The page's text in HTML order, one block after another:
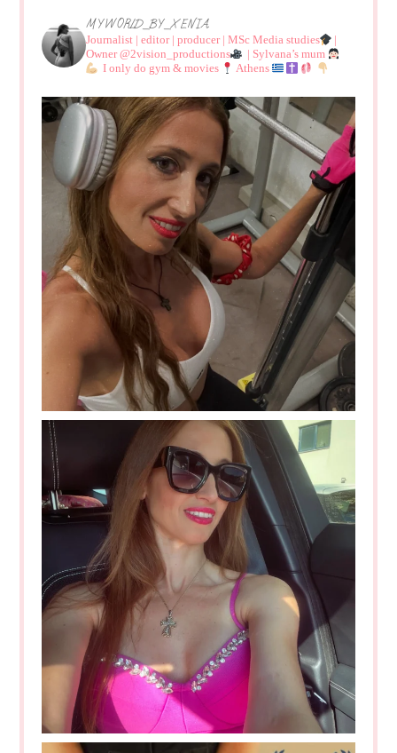
MYWORLD_BY_XENIA
Journalist | editor | producer | MSc Media studies
|
Owner @2vision_productions
| Sylvana’s mum
I only do gym & movies
Athens